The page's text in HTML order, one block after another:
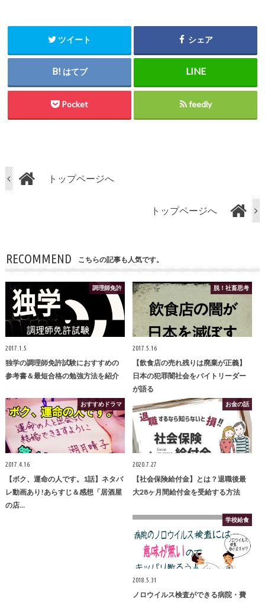
ツイート シェア
はてブ
Pocket feedly
トップページへ
トップページへ
RECOMMEND こちらの記事も人気です。
調理師免許
2017.1.5
独学の調理師免許試験におすすめの
参考書＆最短合格の勉強方法を紹介
脱！社畜思考
2017.5.16
【飲食店の売れ残りは廃棄が正義】
日本の犯罪闇社会をバイトリーダー
が語る
おすすめドラマ
2017.4.16
【ボク、運命の人です。1話】ネタバ
レ動画あり!あらすじ＆感想「居酒屋
の店…
お金の話
2020.7.27
【社会保険給付金】とは？退職後最
大28ヶ月間給付金を受給する方法
学校給食
2018.5.31
ノロウイルス検査ができる病院・費